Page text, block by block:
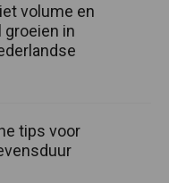
volume en
groeien in
tips voor